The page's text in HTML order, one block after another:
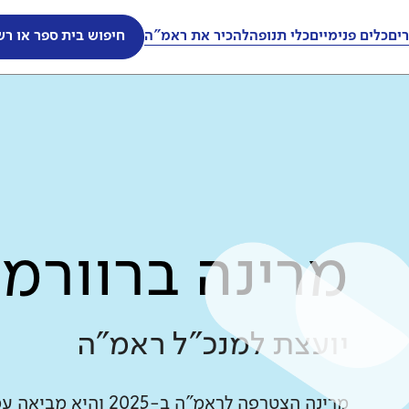
כלים פנימייםכלי תנופהלהכיר את ראמ"ה חיפוש בית ספר או
מרינה
יועצת למנכ"ל ראמ"ה
מרינה הצטרפה